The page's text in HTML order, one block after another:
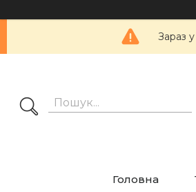
Зараз
Головна